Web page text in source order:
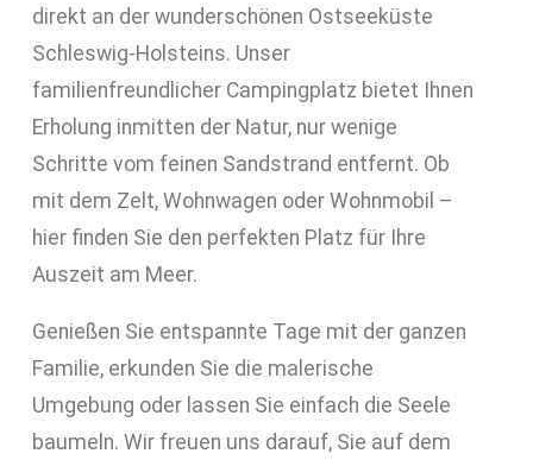
direkt an der wunderschönen Ostseeküste
Schleswig-Holsteins. Unser
familienfreundlicher Campingplatz bietet Ihnen
Erholung inmitten der Natur, nur wenige
Schritte vom feinen Sandstrand entfernt. Ob
mit dem Zelt, Wohnwagen oder Wohnmobil –
hier finden Sie den perfekten Platz für Ihre
Auszeit am Meer.
Genießen Sie entspannte Tage mit der ganzen
Familie, erkunden Sie die malerische
Umgebung oder lassen Sie einfach die Seele
baumeln. Wir freuen uns darauf, Sie auf dem